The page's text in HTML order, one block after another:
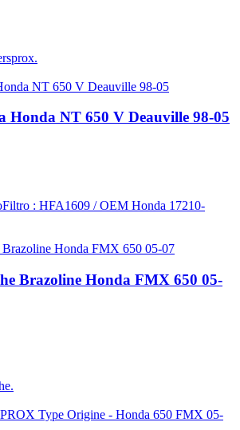
Honda NT 650 V Deauville 98-05
: HFA1609 / OEM Honda 17210-
Brazoline Honda FMX 650 05-